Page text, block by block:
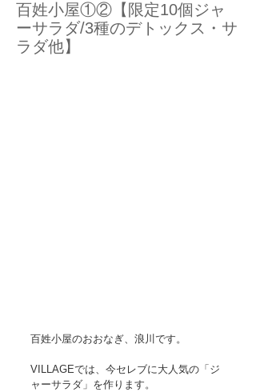
百姓小屋①②【限定10個ジャ
ーサラダ/3種のデトックス・サ
ラダ他】
百姓小屋のおおなぎ、浪川です。
VILLAGEでは、今セレブに大人気の「ジ
ャーサラダ」を作ります。